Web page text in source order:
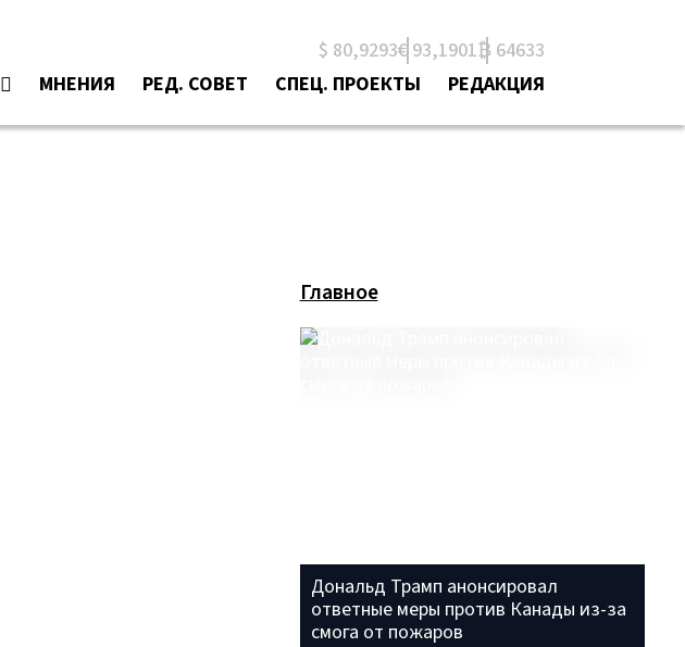
$ 80,9293€ 93,1901₿ 64633
СПЕЦ. ПРОЕКТЫ РЕДАКЦИЯ
МНЕНИЯ РЕД. СОВЕТ
Главное
Дональд Трамп анонсировал
ответные меры против Канады из-за
смога от пожаров